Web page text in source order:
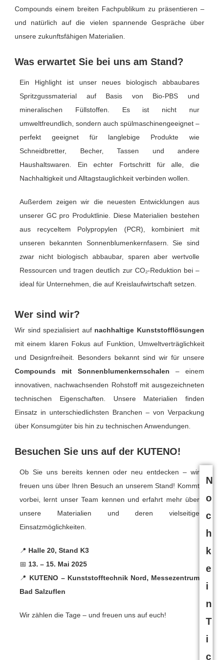
Compounds einem breiten Fachpublikum zu präsentieren –
und natürlich auf die vielen spannende Gespräche über
unsere zukunftsfähigen Materialien.
Was erwartet Sie bei uns am Stand?
Ein Highlight ist unser neues biologisch abbaubares
Spritzgussmaterial auf Basis von Bio-PBS und
mineralischen Füllstoffen. Es ist nicht nur
umweltfreundlich, sondern auch spülmaschinengeeignet –
perfekt geeignet für langlebige Produkte wie
Schneidbretter, Becher, Tassen und andere
Haushaltswaren. Ein echter Fortschritt für alle, die
Nachhaltigkeit und Alltagstauglichkeit verbinden wollen.
Außerdem zeigen wir die neuesten Entwicklungen aus
unserer GC pro Produktlinie. Diese Materialien bestehen
aus recyceltem Polypropylen (PCR), kombiniert mit
unseren bekannten Sonnenblumenkernfasern. Sie sind
zwar nicht biologisch abbaubar, sparen aber wertvolle
Ressourcen und tragen deutlich zur CO₂-Reduktion bei –
ideal für Unternehmen, die auf Kreislaufwirtschaft setzen.
Wer sind wir?
Wir sind spezialisiert auf nachhaltige Kunststofflösungen
mit einem klaren Fokus auf Funktion, Umweltverträglichkeit
und Designfreiheit. Besonders bekannt sind wir für unsere
Compounds mit Sonnenblumenkernschalen – einem
innovativen, nachwachsenden Rohstoff mit ausgezeichneten
technischen Eigenschaften. Unsere Materialien finden
Einsatz in unterschiedlichsten Branchen – von Verpackung
über Konsumgüter bis hin zu technischen Anwendungen.
Besuchen Sie uns auf der KUTENO!
Ob Sie uns bereits kennen oder neu entdecken – wir
freuen uns über Ihren Besuch an unserem Stand! Kommt
vorbei, lernt unser Team kennen und erfahrt mehr über
unsere Materialien und deren vielseitige
Einsatzmöglichkeiten.
📍 Halle 20, Stand K3
📅 13. – 15. Mai 2025
📍 KUTENO – Kunststofftechnik Nord, Messezentrum
Bad Salzuflen
Wir zählen die Tage – und freuen uns auf euch!
N
o
c
h
k
e
i
n
T
i
c